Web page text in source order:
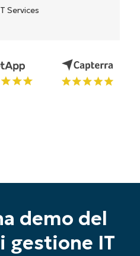
demo del
gestione IT